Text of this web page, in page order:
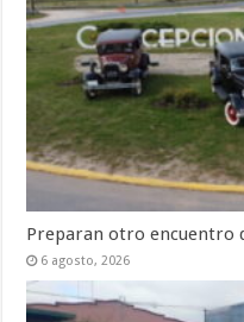
Preparan otro encuentro
6 agosto, 2026